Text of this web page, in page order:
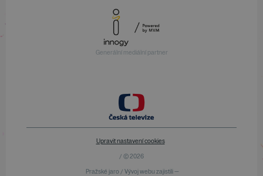
Generální mediální partner
Upravit nastavení cookies
/ © 2026
Pražské jaro / Vývoj webu zajistili —